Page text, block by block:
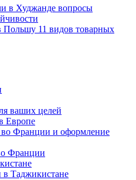
в Худжанде вопросы
Польшу 11 видов товарных
ваших целей
Европе
Франции и оформление
Франции
в Таджикистане